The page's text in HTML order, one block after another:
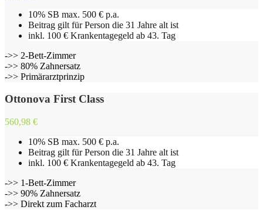
10% SB max. 500 € p.a.
Beitrag gilt für Person die 31 Jahre alt ist
inkl. 100 € Krankentagegeld ab 43. Tag
->> 2-Bett-Zimmer
->> 80% Zahnersatz
->> Primärarztprinzip
Ottonova First Class
560,98 €
10% SB max. 500 € p.a.
Beitrag gilt für Person die 31 Jahre alt ist
inkl. 100 € Krankentagegeld ab 43. Tag
->> 1-Bett-Zimmer
->> 90% Zahnersatz
->> Direkt zum Facharzt